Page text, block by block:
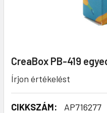
CreaBox PB-419
Írjon értékelést
CIKKSZÁM:
AP716277